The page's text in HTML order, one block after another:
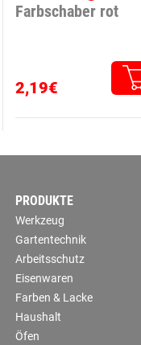
Farbschaber rot
2,19€
PRODUKTE
Werkzeug
Gartentechnik
Arbeitsschutz
Eisenwaren
Farben & Lacke
Haushalt
Öfen